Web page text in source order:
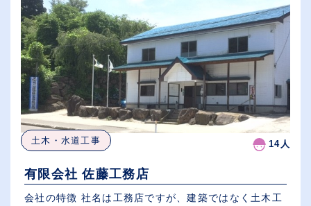
土木・水道工事 14人
有限会社 佐藤工務店
会社の特徴 社名は工務店ですが、建築ではなく土木工